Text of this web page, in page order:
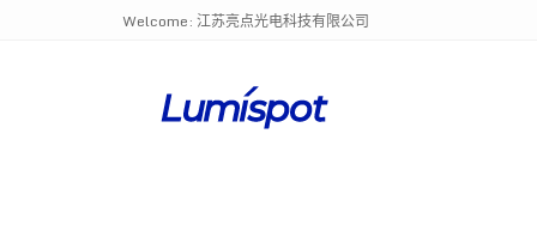
Welcome: 江苏亮点光电科技有限公司